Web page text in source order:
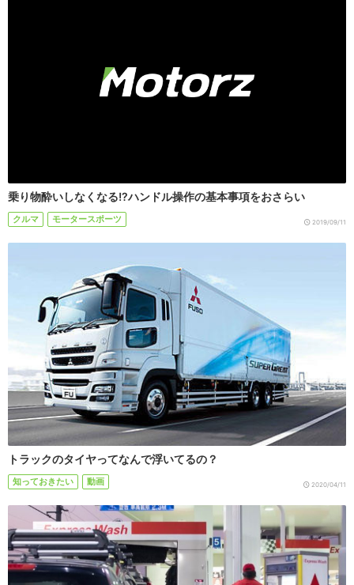
乗り物酔いしなくなる!?ハンドル操作の基本事項をおさらい
クルマ モータースポーツ 2019/09/11
トラックのタイヤってなんで浮いてるの？
知っておきたい 動画 2020/04/11